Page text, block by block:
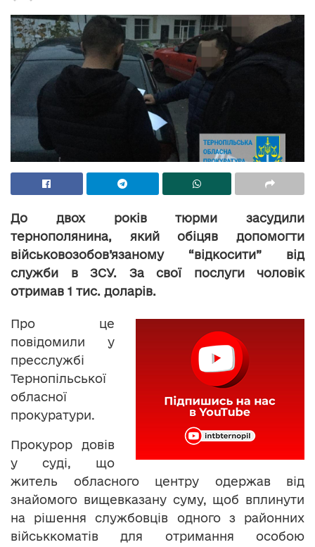
До двох років тюрми засудили
тернополянина, який обіцяв допомогти
військовозобов’язаному “відкосити” від
служби в ЗСУ. За свої послуги чоловік
отримав 1 тис. доларів.
Про це
повідомили у
пресслужбі
Тернопільської
обласної
прокуратури.
Прокурор довів
у суді, що
житель обласного центру одержав від
знайомого вищевказану суму, щоб вплинути
на рішення службовців одного з районних
військкоматів для отримання особою